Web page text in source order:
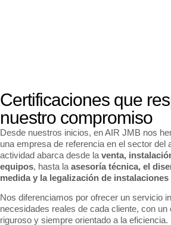
Certificaciones que
nuestro compromiso
Desde nuestros inicios, en AIR JMB nos
una empresa de referencia en el sector del
actividad abarca desde la venta,
equipos, hasta la asesoría técnica, el
medida y la legalización de
Nos diferenciamos por ofrecer un servicio
necesidades reales de cada cliente, con un
riguroso y siempre orientado a la eficiencia.